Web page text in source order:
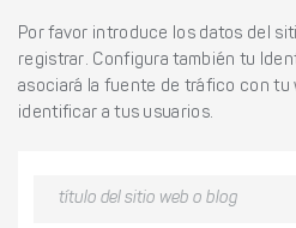
Por favor introduce los datos del
registrar. Configura también tu
asociará la fuente de tráfico con tu
identificar a tus usuarios.